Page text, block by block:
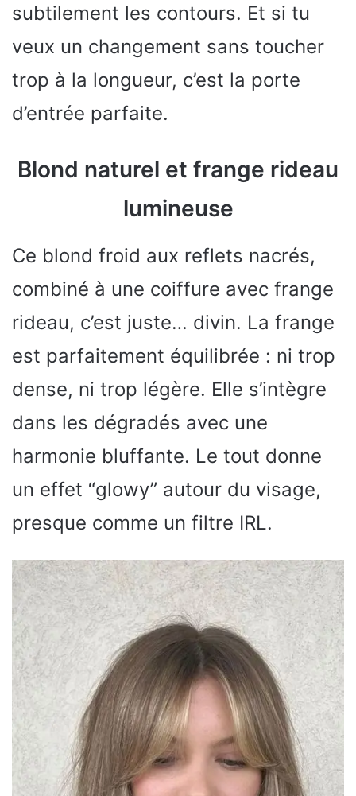
subtilement les contours. Et si tu
veux un changement sans toucher
trop à la longueur, c’est la porte
d’entrée parfaite.
Blond naturel et frange rideau
lumineuse
Ce blond froid aux reflets nacrés,
combiné à une coiffure avec frange
rideau, c’est juste… divin. La frange
est parfaitement équilibrée : ni trop
dense, ni trop légère. Elle s’intègre
dans les dégradés avec une
harmonie bluffante. Le tout donne
un effet “glowy” autour du visage,
presque comme un filtre IRL.